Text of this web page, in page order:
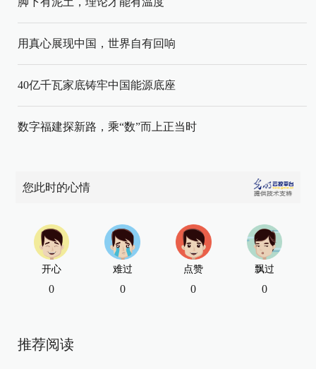
用真心展现中国，世界自有回响
40亿千瓦家底铸牢中国能源底座
数字福建探新路，乘“数”而上正当时
您此时的心情
开心
0
难过
0
点赞
0
飘过
0
推荐阅读